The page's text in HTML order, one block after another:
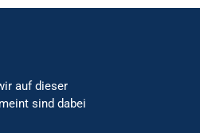
auf dieser
sind dabei